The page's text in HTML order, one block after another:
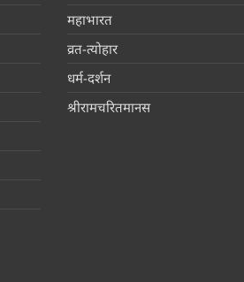
महाभारत
व्रत-त्योहार
धर्म-दर्शन
श्रीरामचरितमानस